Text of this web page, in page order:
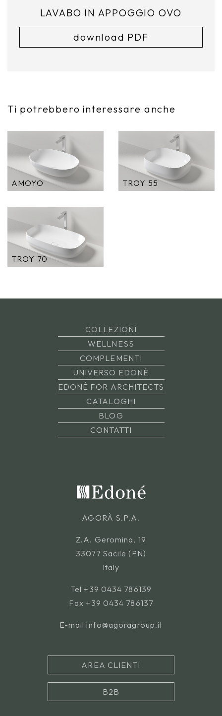
LAVABO IN APPOGGIO OVO
download PDF
Ti potrebbero interessare anche
AMOYO TROY 55
TROY 70
COLLEZIONI
WELLNESS
COMPLEMENTI
UNIVERSO EDONÉ
EDONÉ FOR ARCHITECTS
CATALOGHI
BLOG
CONTATTI
AGORÀ S.P.A.
Z.A. Geromina, 19
33077 Sacile (PN)
Italy
Tel +39 0434 786139
Fax +39 0434 786137
E-mail info@agoragroup.it
AREA CLIENTI
B2B